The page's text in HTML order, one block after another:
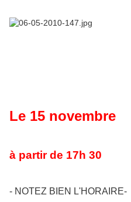
Le 15 novembre
à partir de 17h 30
- NOTEZ BIEN L'HORAIRE-